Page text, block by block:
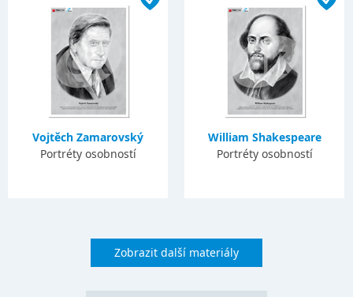
Vojtěch Zamarovský
Portréty osobností
William Shakespeare
Portréty osobností
Zobrazit další materiály